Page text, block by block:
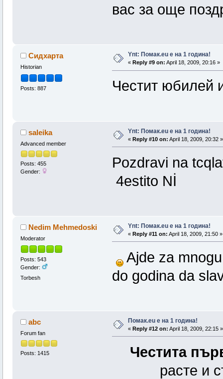
вас за още
Сидхарта
Historian
Posts: 887
Ynt: Помак.eu e на 1 година!
« Reply #9 on: April 18, 2009, 20:16 »
Честит юбилей
saleika
Advanced member
Posts: 455
Gender:
Ynt: Помак.eu e на 1 година!
« Reply #10 on: April 18, 2009, 20:32 »
Pozdravi na
4estito Nİ
Nedim Mehmedoski
Moderator
Posts: 543
Gender:
Torbesh
Ynt: Помак.eu e на 1 година!
« Reply #11 on: April 18, 2009, 21:50 »
Ajde za
do godina da
abc
Forum fan
Posts: 1415
Помак.eu e на 1 година!
« Reply #12 on: April 18, 2009, 22:15 »
Честита
расте и